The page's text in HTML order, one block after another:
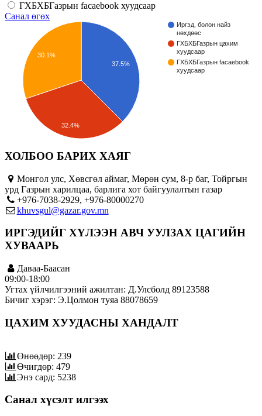
ГХБХБГазрын facaebook хуудсаар
Санал өгөх
Иргэд, болон найз
нөхдөөс
ГХБХБГазрын цахим
хуудсаар
ГХБХБГазрын facaebook
хуудсаар
37.5%
30.1%
32.4%
ХОЛБОО БАРИХ ХАЯГ
Монгол улс, Хөвсгөл аймаг, Мөрөн сум, 8-р баг, Тойргын
урд Газрын харилцаа, барлига хот байгуулалтын газар
+976-7038-2929, +976-80000270
khuvsgul@gazar.gov.mn
ИРГЭДИЙГ ХҮЛЭЭН АВЧ УУЛЗАХ ЦАГИЙН
ХУВААРЬ
Даваа-Баасан
09:00-18:00
Угтах үйлчилгээний ажилтан: Д.Улсболд 89123588
Бичиг хэрэг: Э.Цолмон туяа 88078659
ЦАХИМ ХУУДАСНЫ ХАНДАЛТ
Өнөөдөр: 239
Өчигдөр: 479
Энэ сард: 5238
Санал хүсэлт илгээх